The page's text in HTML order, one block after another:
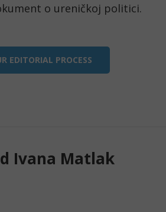
o ureničkoj politici.
EDITORIAL PROCESS
Ivana Matlak